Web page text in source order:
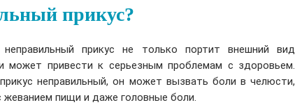
прикус?
прикус не только портит внешний вид
может привести к серьезным проблемам с здоровьем.
неправильный, он может вызвать боли в челюсти,
жеванием пищи и даже головные боли.